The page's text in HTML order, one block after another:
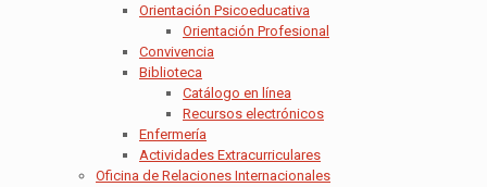
Orientación Psicoeducativa
Orientación Profesional
Convivencia
Biblioteca
Catálogo en línea
Recursos electrónicos
Enfermería
Actividades Extracurriculares
Oficina de Relaciones Internacionales